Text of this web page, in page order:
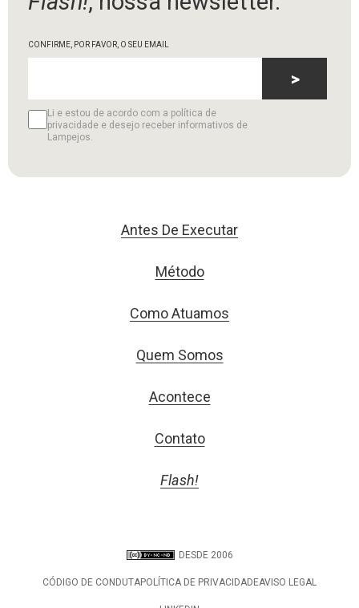
CONFIRME, POR FAVOR, O SEU EMAIL
Li e estou de acordo com a política de
privacidade e desejo receber informativos de
Lampejos.
>
Antes De Executar
Método
Como Atuamos
Quem Somos
Acontece
Contato
Flash!
DESDE 2006
CÓDIGO DE CONDUTAPOLÍTICA DE PRIVACIDADEAVISO LEGAL